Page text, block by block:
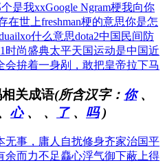
是我xxGoogle Ngram梗我向你
在世上freshman梗的意思你是怎
lxo什么意思dota2中国民间防
时尚盛典太平天国运动是中国近
会拚着一身剐，敢把皇帝拉下马
关成语(所含汉字： 你、
心、 、 了、 吗)
无事，庸人自扰修身齐家治国平
余而力不足麤心浮气御下蔽上得